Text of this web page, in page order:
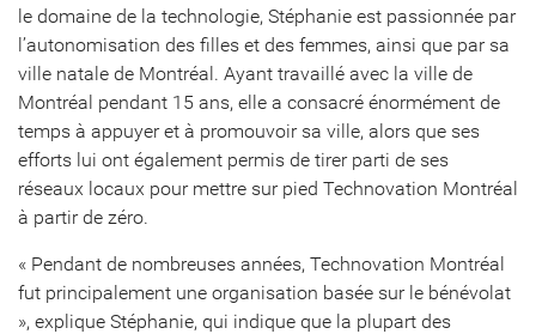
le domaine de la technologie, Stéphanie est passionnée par
l’autonomisation des filles et des femmes, ainsi que par sa
ville natale de Montréal. Ayant travaillé avec la ville de
Montréal pendant 15 ans, elle a consacré énormément de
temps à appuyer et à promouvoir sa ville, alors que ses
efforts lui ont également permis de tirer parti de ses
réseaux locaux pour mettre sur pied Technovation Montréal
à partir de zéro.
« Pendant de nombreuses années, Technovation Montréal
fut principalement une organisation basée sur le bénévolat
», explique Stéphanie, qui indique que la plupart des